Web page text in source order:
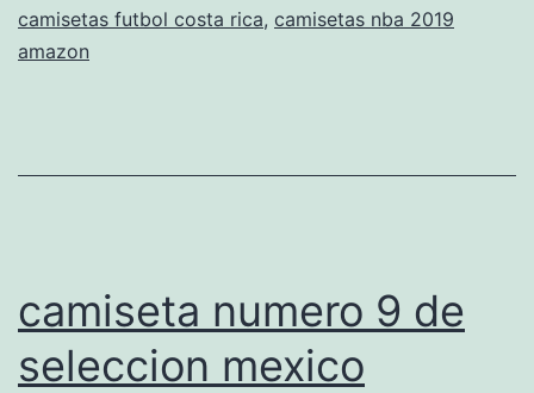
camisetas futbol costa rica, camisetas nba 2019
amazon
camiseta numero 9 de
seleccion mexico